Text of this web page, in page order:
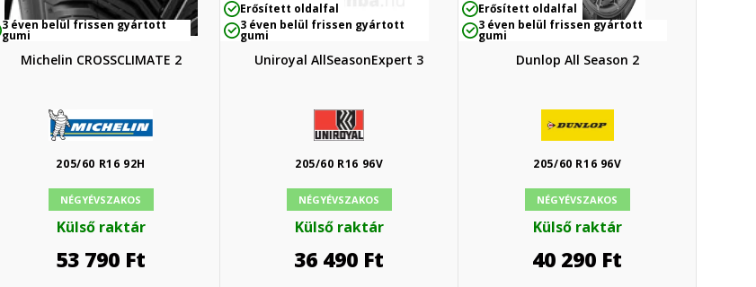
3 éven belül frissen gyártott
gumi
Michelin CROSSCLIMATE 2
205/60 R16 92H
NÉGYÉVSZAKOS
Külső raktár
53 790 Ft
Erősített oldalfal
3 éven belül frissen gyártott
gumi
Uniroyal AllSeasonExpert 3
205/60 R16 96V
NÉGYÉVSZAKOS
Külső raktár
36 490 Ft
Erősített oldalfal
3 éven belül frissen gyártott
gumi
Dunlop All Season 2
205/60 R16 96V
NÉGYÉVSZAKOS
Külső raktár
40 290 Ft